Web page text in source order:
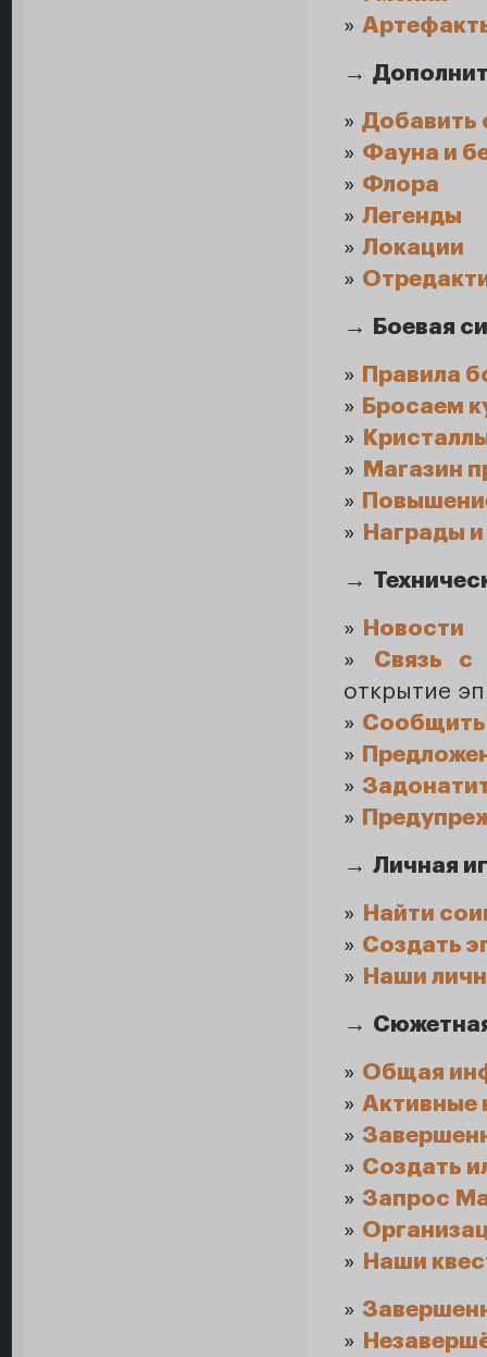
»
→
» Добавить
» Фауна и
» Флора
» Легенды
» Локации
»
→ Боевая
» Правила
» Бросаем
»
»
Магазин
»
»
Награды
→
»
Новости
» Связь
открытие
» Сообщить
»
»
»
→ Личная
»
Найти
» Создать
»
Наши
→
» Общая
» Активные
»
» Создать
» Запрос
»
»
Наши
»
»